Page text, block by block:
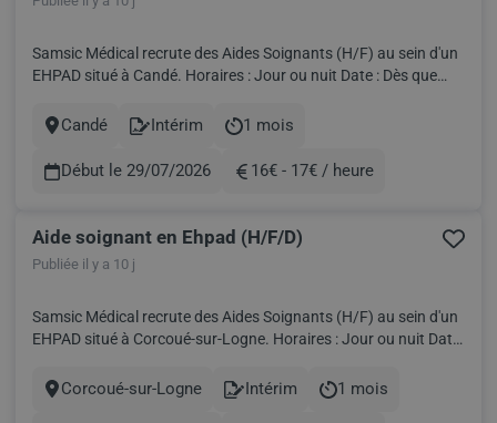
Samsic Médical recrute des Aides Soignants (H/F) au sein d'un
EHPAD situé à Candé. Horaires : Jour ou nuit Date : Dès que
avec Samsic Médical, c'est: Fondé par des professionnels de
Ville
Candé
Contract
Intérim
Durée
1 mois
Début le 29/07/2026
Rémunération
16€ - 17€ / heure
Aide soignant en Ehpad (H/F/D)
Publiée il y a 10 j
Samsic Médical recrute des Aides Soignants (H/F) au sein d'un
EHPAD situé à Corcoué-sur-Logne. Horaires : Jour ou nuit Date
en intérim avec Samsic Médical, c'est: Fondé par des
Ville
Corcoué-sur-Logne
Contract
Intérim
Durée
1 mois